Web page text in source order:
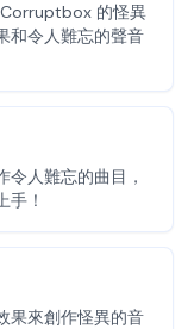
的怪異
和令人難忘的聲音
人難忘的曲目，
手！
果來創作怪異的音